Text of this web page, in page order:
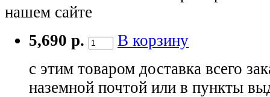
нашем сайте
5,690 р.
В корзину
с этим товаром доставка всего
наземной почтой или в пункты